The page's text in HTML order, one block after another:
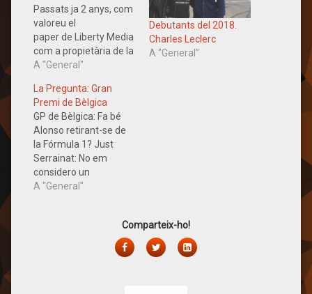
Passats ja 2 anys, com
valoreu el
paper de Liberty Media
com a propietària de la
F1? Just Serrainat: ​Si
de vista de l'interès per
la competició dels
aficionats i la baixada
d'audiència, no sembla
que de moment els
canvis de la nova
direcció hagin…
A "General"
Debutants del 2018.
Charles Leclerc
A "General"
La Pregunta: Gran
Premi de Bèlgica
GP de Bèlgica: Fa bé
Alonso retirant-se de
la Fórmula 1? Just
Serrainat: No em
considero un
Alonsomaníac
d'Alonso de la Fómula
1, no afectarà ni molt
A "General"
Comparteix-ho!
FacebookTwitterLinkedIn